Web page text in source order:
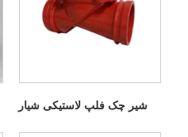
شیر چک فلپ لاستیکی شیار